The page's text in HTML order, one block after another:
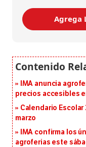
Agrega
IMA anuncia
precios accesibles
Calendario
marzo
IMA confirma los
agroferias este